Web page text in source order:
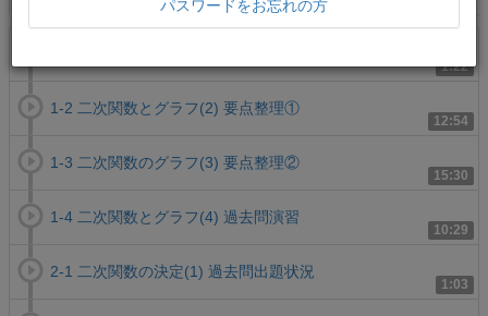
1:22
12:54
1-2 二次関数とグラフ(2) 要点整理①
15:30
1-3 二次関数のグラフ(3) 要点整理②
10:29
1-4 二次関数とグラフ(4) 過去問演習
1:03
2-1 二次関数の決定(1) 過去問出題状況
パスワードをお忘れの方